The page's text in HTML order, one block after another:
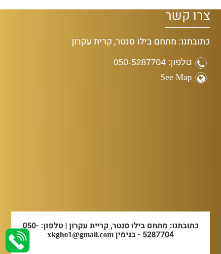
צרו קשר
כתובתנו: מתחם בילו סנטר, קרית עקרון
טלפון: 050-5287704
See Map
כתובתנו: מתחם בילו סנטר, קריית עקרון | טלפון:050-
5287704- בנימין xkgho1@gmail.com